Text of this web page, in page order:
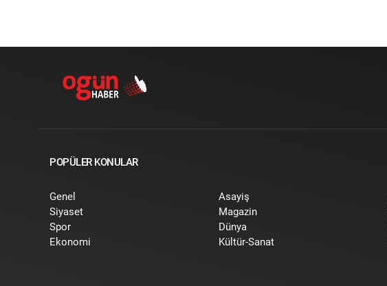
POPÜLER KONULAR
Genel
Siyaset
Spor
Ekonomi
Asayiş
Magazin
Dünya
Kültür-Sanat